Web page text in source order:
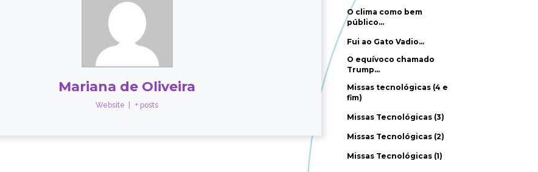
Mariana de Oliveira
Website + posts
O clima como bem
público…
Fui ao Gato Vadio…
O equívoco chamado
Trump…
Missas tecnológicas (4 e
fim)
Missas Tecnológicas (3)
Missas Tecnológicas (2)
Missas Tecnológicas (1)